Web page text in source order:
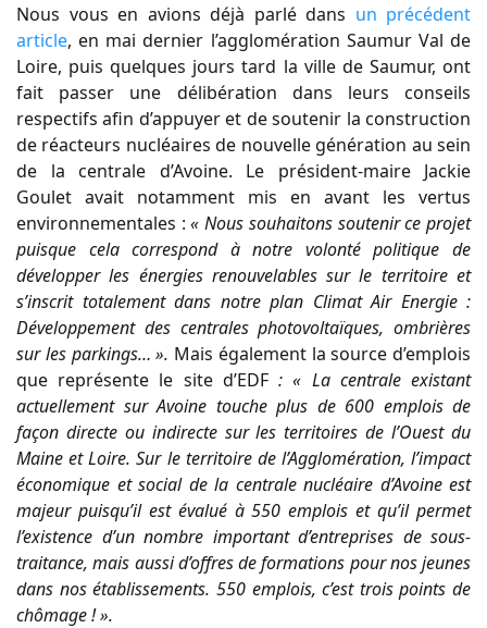
Nous vous en avions déjà parlé dans un précédent
article, en mai dernier l’agglomération Saumur Val de
Loire, puis quelques jours tard la ville de Saumur, ont
fait passer une délibération dans leurs conseils
respectifs afin d’appuyer et de soutenir la construction
de réacteurs nucléaires de nouvelle génération au sein
de la centrale d’Avoine. Le président-maire Jackie
Goulet avait notamment mis en avant les vertus
environnementales :« Nous souhaitons soutenir ce projet
puisque cela correspond à notre volonté politique de
développer les énergies renouvelables sur le territoire et
s’inscrit totalement dans notre plan Climat Air Energie :
Développement des centrales photovoltaïques, ombrières
sur les parkings… ». Mais également la source d’emplois
que représente le site d’EDF:« La centrale existant
actuellement sur Avoine touche plus de 600 emplois de
façon directe ou indirecte sur les territoires de l’Ouest du
Maine et Loire. Sur le territoire de l’Agglomération, l’impact
économique et social de la centrale nucléaire d’Avoine est
majeur puisqu’il est évalué à 550 emplois et qu’il permet
l’existence d’un nombre important d’entreprises de sous-
traitance, mais aussi d’offres de formations pour nos jeunes
dans nos établissements. 550 emplois, c’est trois points de
chômage ! ».